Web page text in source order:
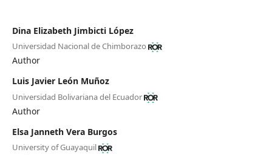
Dina Elizabeth Jimbicti López
Universidad Nacional de Chimborazo
Author
Luis Javier León Muñoz
Universidad Bolivariana del Ecuador
Author
Elsa Janneth Vera Burgos
University of Guayaquil